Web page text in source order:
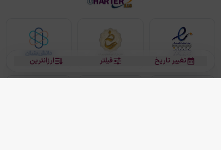
ارزانترین فیلتر تغییر تاریخ